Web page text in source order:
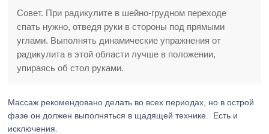
Совет. При радикулите в шейно-грудном переходе
спать нужно, отведя руки в стороны под прямыми
углами. Выполнять динамические упражнения от
радикулита в этой области лучше в положении,
упираясь об стол руками.
Массаж рекомендовано делать во всех периодах, но в острой
фазе он должен выполняться в щадящей технике. Есть и
исключения.